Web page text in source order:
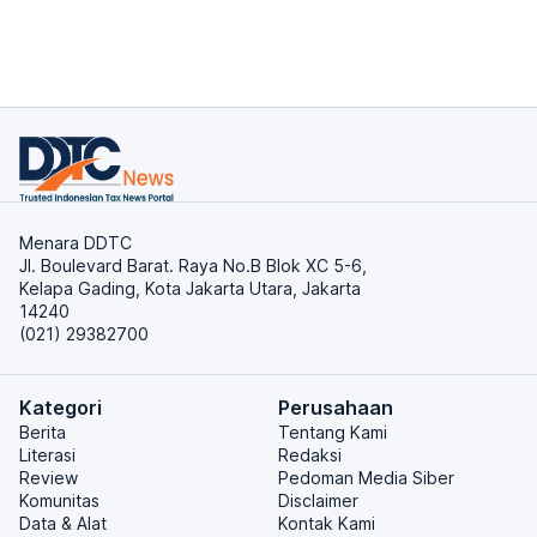
Menara DDTC
Jl. Boulevard Barat. Raya No.B Blok XC 5-6,
Kelapa Gading, Kota Jakarta Utara, Jakarta
14240
(021) 29382700
Kategori
Berita
Literasi
Review
Komunitas
Data & Alat
Perusahaan
Tentang Kami
Redaksi
Pedoman Media Siber
Disclaimer
Kontak Kami